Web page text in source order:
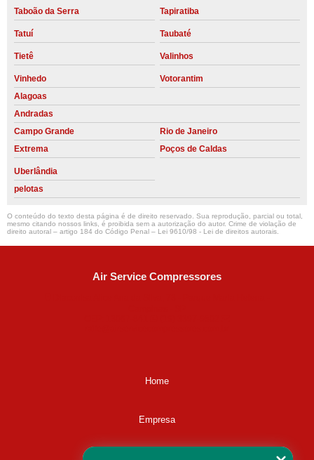
Taboão da Serra Tapiratiba
Tatuí Taubaté
Tietê Valinhos
Vinhedo
Votorantim
Alagoas
Andradas
Campo Grande
Rio de Janeiro
Extrema
Poços de Caldas
Uberlândia
pelotas
O conteúdo do texto desta página é de direito reservado. Sua reprodução, parcial ou total,
mesmo citando nossos links, é proibida sem a autorização do autor. Crime de violação de
direito autoral – artigo 184 do Código Penal – Lei 9610/98 - Lei de direitos autorais.
Air Service Compressores
Home
Empresa